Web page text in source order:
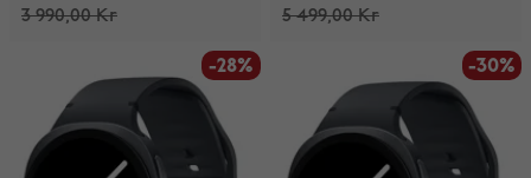
3 990,00 Kr 5 499,00 Kr
-28% -30%